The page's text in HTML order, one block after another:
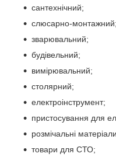
сантехнічний;
слюсарно-монтажний;
зварювальний;
будівельний;
вимірювальний;
столярний;
електроінструмент;
пристосування для
розмічальні
товари для СТО;